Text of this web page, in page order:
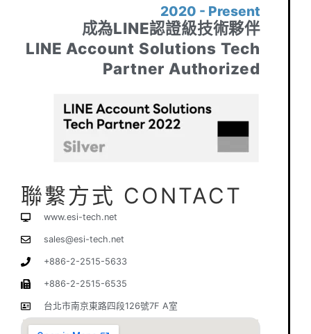
2020 - Present
成為LINE認證級技術夥伴
LINE Account Solutions Tech
Partner Authorized
聯繫方式 CONTACT
www.esi-tech.net
sales@esi-tech.net
+886-2-2515-5633
+886-2-2515-6535
台北市南京東路四段126號7F A室